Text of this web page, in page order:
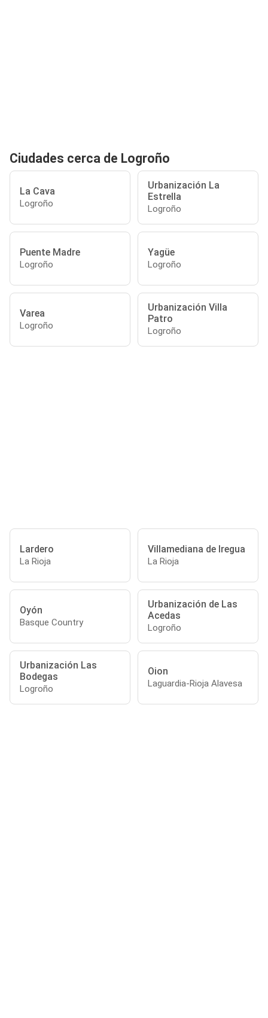
Ciudades cerca de Logroño
La Cava
Logroño
Urbanización La
Estrella
Logroño
Puente Madre
Logroño
Yagüe
Logroño
Varea
Logroño
Urbanización Villa
Patro
Logroño
Lardero
La Rioja
Villamediana de Iregua
La Rioja
Oyón
Basque Country
Urbanización de Las
Acedas
Logroño
Urbanización Las
Bodegas
Logroño
Oion
Laguardia-Rioja Alavesa